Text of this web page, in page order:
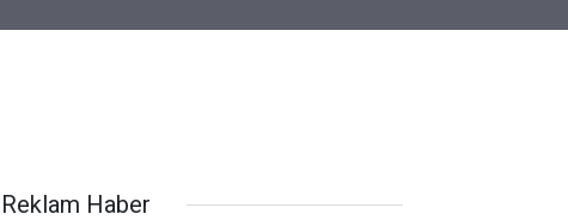
Reklam Haber